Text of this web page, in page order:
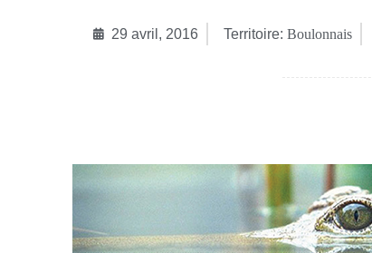
29 avril, 2016 Territoire: Boulonnais